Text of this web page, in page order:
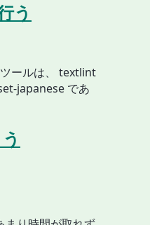
う
ールは、 textlint
japanese であ